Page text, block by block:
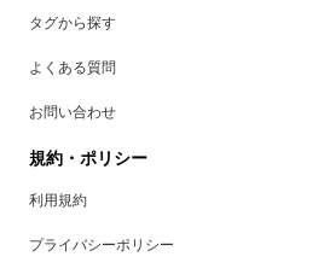
タグから探す
よくある質問
お問い合わせ
規約・ポリシー
利用規約
プライバシーポリシー